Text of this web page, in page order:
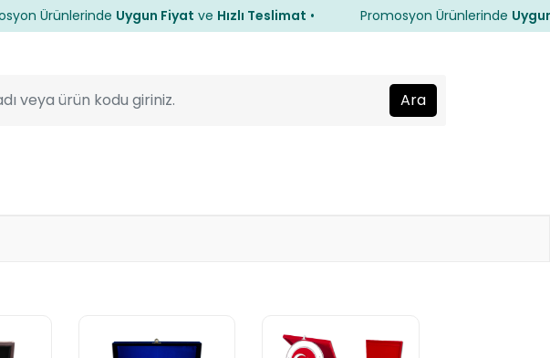
ÜrünlerindeUygun FiyatveHızlı Teslimat• Promosyon ÜrünlerindeUygun